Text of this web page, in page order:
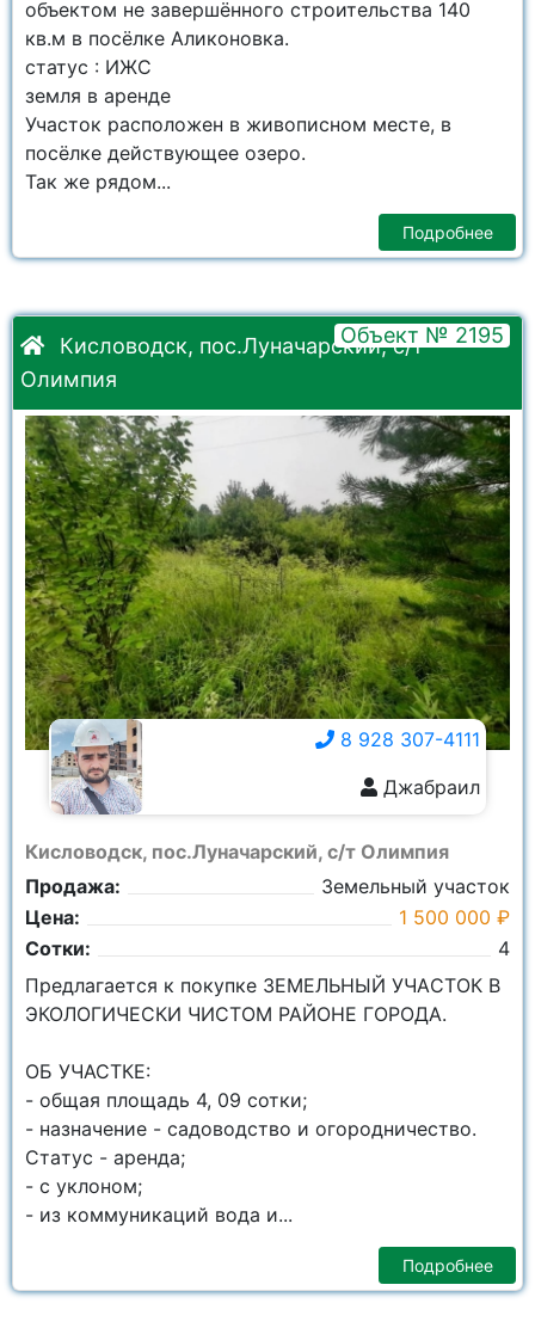
объектом не завершённого строительства 140
кв.м в посёлке Аликоновка.
статус : ИЖС
земля в аренде
Участок расположен в живописном месте, в
посёлке действующее озеро.
Так же рядом...
Подробнее
Кисловодск, пос.Луначарский, с/т
Олимпия
Объект № 2195
Кисловодск, пос.Луначарский, с/т Олимпия
Продажа:
Земельный участок
Цена:
1 500 000 ₽
Сотки:
4
8 928 307-4111
Джабраил
Пpедлaгaeтcя к покупкe ЗЕМЕЛЬНЫЙ УЧAСTОК В
ЭКОЛОГИЧЕСКИ ЧИСТОМ РАЙОНЕ ГОРОДА.
OБ УЧACТКЕ:
- общaя площaдь 4, 09 сотки;
- нaзначeниe - садоводство и огородничество.
Cтaтус - аренда;
- с уклоном;
- из коммуникаций вода и...
Подробнее